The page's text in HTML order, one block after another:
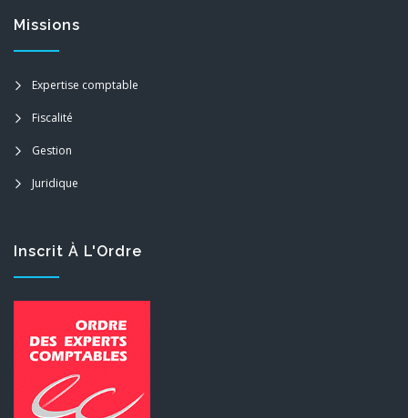
Missions
Expertise comptable
Fiscalité
Gestion
Juridique
Inscrit À L'Ordre